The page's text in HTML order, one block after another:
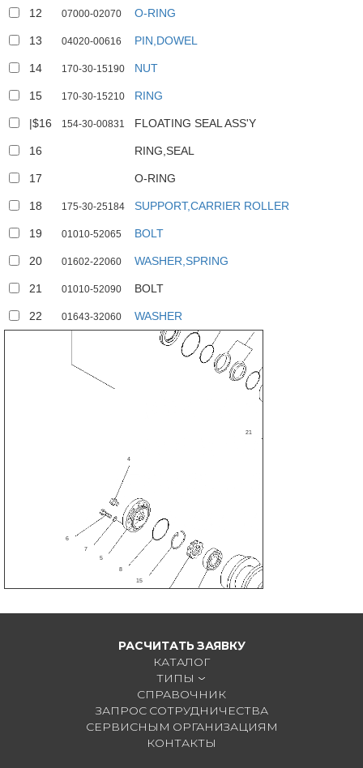
12 07000-02070 O-RING
13 04020-00616 PIN,DOWEL
14 170-30-15190 NUT
15 170-30-15210 RING
|$16 154-30-00831 FLOATING SEAL ASS'Y
16 RING,SEAL
17 O-RING
18 175-30-25184 SUPPORT,CARRIER ROLLER
19 01010-52065 BOLT
20 01602-22060 WASHER,SPRING
21 01010-52090 BOLT
22 01643-32060 WASHER
3
4
5
6
7
8
15
21
РАСЧИТАТЬ ЗАЯВКУ
КАТАЛОГ
ТИПЫ
СПРАВОЧНИК
ЗАПРОС СОТРУДНИЧЕСТВА
СЕРВИСНЫМ ОРГАНИЗАЦИЯМ
КОНТАКТЫ